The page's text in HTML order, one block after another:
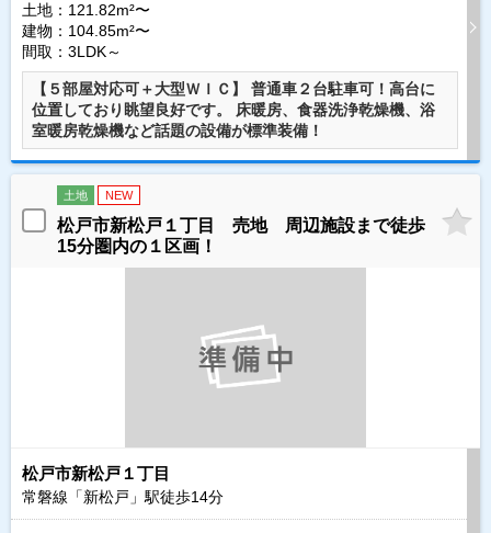
土地：121.82m²〜
建物：104.85m²〜
間取：3LDK～
【５部屋対応可＋大型ＷＩＣ】 普通車２台駐車可！高台に
位置しており眺望良好です。 床暖房、食器洗浄乾燥機、浴
室暖房乾燥機など話題の設備が標準装備！
土地 NEW
松戸市新松戸１丁目 売地 周辺施設まで徒歩
15分圏内の１区画！
松戸市新松戸１丁目
常磐線「新松戸」駅徒歩14分